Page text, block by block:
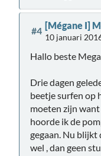
#4 [Mégane I]
10 januari
Hallo beste
Drie dagen
beetje surfen op
moeten zijn
hoorde ik de
gegaan. Nu
wel , dan geen